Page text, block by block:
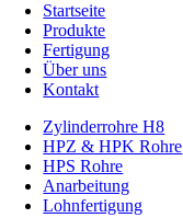
Startseite
Produkte
Fertigung
Über uns
Kontakt
Zylinderrohre H8
HPZ & HPK Rohre
HPS Rohre
Anarbeitung
Lohnfertigung